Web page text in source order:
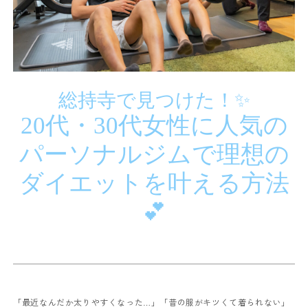
総持寺で見つけた！✨
20代・30代女性に人気の
パーソナルジムで理想の
ダイエットを叶える方法
💕
「最近なんだか太りやすくなった…」
「昔の服がキツくて着られない」